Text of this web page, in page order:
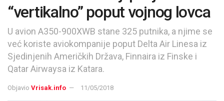
“vertikalno” poput vojnog lovca
U avion A350-900XWB stane 325 putnika, a njime se
već koriste aviokompanije poput Delta Air Linesa iz
Sjedinjenih Američkih Država, Finnaira iz Finske i
Qatar Airwaysa iz Katara.
Objavio Vrisak.info 11/05/2018